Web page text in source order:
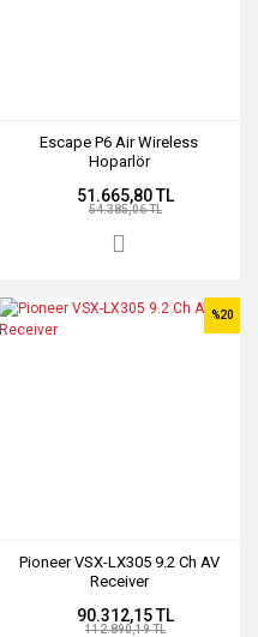
Escape P6 Air Wireless
Hoparlör
51.665,80 TL
54.385,06 TL
Pioneer VSX-LX305 9.2 Ch AV
Receiver
%20
90.312,15 TL
112.890,19 TL